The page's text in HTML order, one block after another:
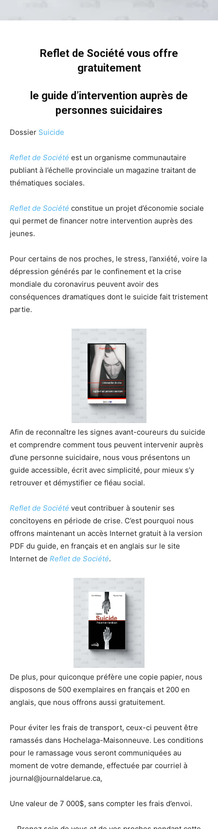
Reflet de Société vous offre
gratuitement
le guide d’intervention auprès de
personnes suicidaires
Dossier Suicide
Reflet de Société est un organisme communautaire
publiant à l’échelle provinciale un magazine traitant de
thématiques sociales.
Reflet de Société constitue un projet d’économie sociale
qui permet de financer notre intervention auprès des
jeunes.
Pour certains de nos proches, le stress, l’anxiété, voire la
dépression générés par le confinement et la crise
mondiale du coronavirus peuvent avoir des
conséquences dramatiques dont le suicide fait tristement
partie.
Afin de reconnaître les signes avant-coureurs du suicide
et comprendre comment tous peuvent intervenir auprès
d’une personne suicidaire, nous vous présentons un
guide accessible, écrit avec simplicité, pour mieux s’y
retrouver et démystifier ce fléau social.
Reflet de Société veut contribuer à soutenir ses
concitoyens en période de crise. C’est pourquoi nous
offrons maintenant un accès Internet gratuit à la version
PDF du guide, en français et en anglais sur le site
Internet de Reflet de Société.
De plus, pour quiconque préfère une copie papier, nous
disposons de 500 exemplaires en français et 200 en
anglais, que nous offrons aussi gratuitement.
Pour éviter les frais de transport, ceux-ci peuvent être
ramassés dans Hochelaga-Maisonneuve. Les conditions
pour le ramassage vous seront communiquées au
moment de votre demande, effectuée par courriel à
journal@journaldelarue.ca,
Une valeur de 7 000$, sans compter les frais d’envoi.